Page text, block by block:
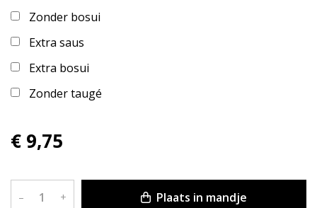
Zonder bosui
Extra saus
Extra bosui
Zonder taugé
€ 9,75
– + Plaats in mandje